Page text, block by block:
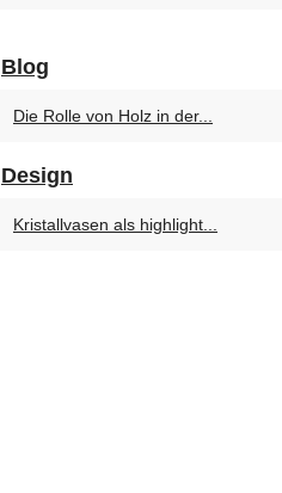
Blog
Die Rolle von Holz in der...
Design
Kristallvasen als highlight...